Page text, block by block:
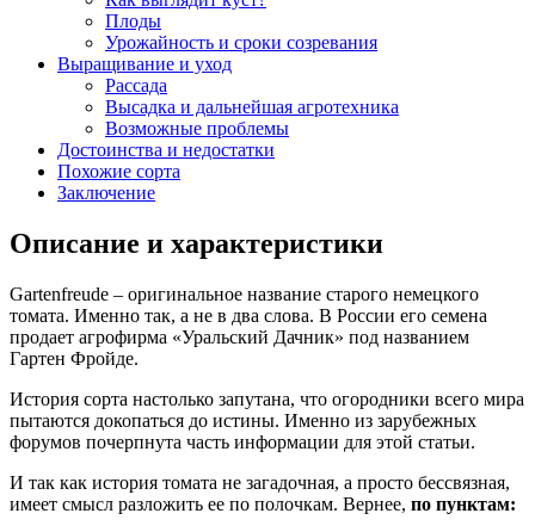
Плоды
Урожайность и сроки созревания
Выращивание и уход
Рассада
Высадка и дальнейшая агротехника
Возможные проблемы
Достоинства и недостатки
Похожие сорта
Заключение
Описание и характеристики
Gartenfreude – оригинальное название старого немецкого
томата. Именно так, а не в два слова. В России его семена
продает агрофирма «Уральский Дачник» под названием
Гартен Фройде.
История сорта настолько запутана, что огородники всего мира
пытаются докопаться до истины. Именно из зарубежных
форумов почерпнута часть информации для этой статьи.
И так как история томата не загадочная, а просто бессвязная,
имеет смысл разложить ее по полочкам. Вернее, по пунктам: